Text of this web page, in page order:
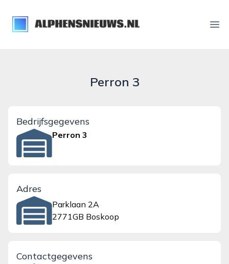
alphensnieuws.nl
Perron 3
Bedrijfsgegevens
Perron 3
Adres
Parklaan 2A
2771GB Boskoop
Contactgegevens